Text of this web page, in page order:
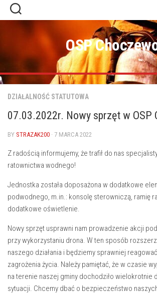
Skip
content
OSP
DZIAŁALNOŚĆ STATUTOWA
07.03.2022r. Nowy sprzęt w OSP
BY STRAZAK200 · 7 MARCA 2022
Z radością informujemy, że trafił do nas
ratownictwa wodnego!
Jednostka została doposażona w dodatkowe
podwodnego, m.in.: konsolę sterowniczą, ramię
dodatkowe oświetlenie.
Nowy sprzęt usprawni nam prowadzenie akcji
przy wykorzystaniu drona. W ten sposób
naszego działania i będziemy sprawniej
zagrożenia życia. Należy pamiętać, że w czasie
na terenie naszej gminy dochodziło wielokrotnie
sytuacji. Chcemy dbać o bezpieczeństwo